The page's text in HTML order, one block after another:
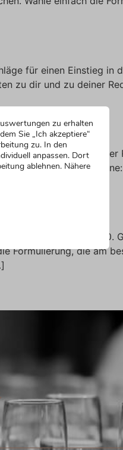
für einen Einstieg in
zu dir und zu deiner
Toast am Ende deiner
es 10
in deiner Rede zum 60.
Formulierung, die am
zu erhalten
Sie „Ich akzeptiere“
zu. In den
anpassen. Dort
ablehnen. Nähere